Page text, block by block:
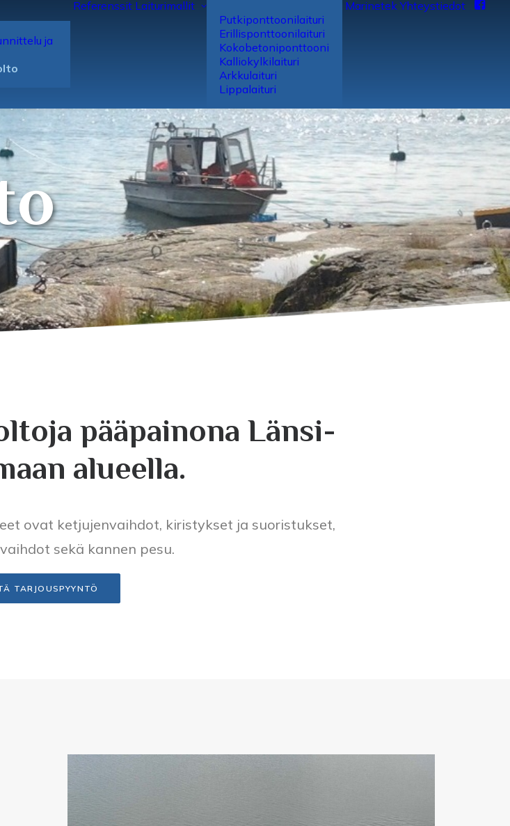
ja
Referenssit Laiturimallit
Putki­ponttooni­laituri
Erillis­ponttooni­laituri
Koko­betoni­ponttooni
Kallio­kylki­laituri
Arkku­laituri
Lippa­laituri
Marinetek Yhteys­tiedot
pääpainona Länsi-
alueella.
ovat ketjujenvaihdot, kiristykset ja suoristukset,
sekä kannen pesu.
TARJOUSPYYNTÖ